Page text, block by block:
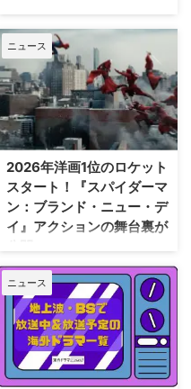
した新作ドラマシリーズの開発を
進めている。米Varietyが報じ
た。 『オザークへようこそ』ジ
ェイソン・ベイトマンも関与
Netflixは、今年3月のMLB開幕戦
をライヴ配信したのを皮切りに、
7月のホームランダービーもリリ
ースするなど、MLBとの関係性
を深めている。この協力関係は
2028年まで続く予定だ。今月中
旬に行われるフィールド・オブ・
ドリームス（映画『フィールド・
たアイオワ州のとうもろこし畑の
中にある球 …
ニュース
2026年洋画1位のロケット
スタート！『スパイダーマ
ン：ブランド・ニュー・デ
イ』アクションの舞台裏が
トム・ホランド演じるスパイダー
マンの新たな物語を描く映画『ス
パイダーマン：ブランド・ニュ
ー・デイ』が大ヒット上映中だ。
公開初日の興行収入は5億6,000
万円を超え、2026年公開の洋画
ナンバーワンを記録。このたび、
ニュース